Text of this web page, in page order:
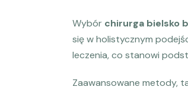
Wybór chirurga bielsko
się w holistycznym
leczenia, co stanowi
Zaawansowane metody,